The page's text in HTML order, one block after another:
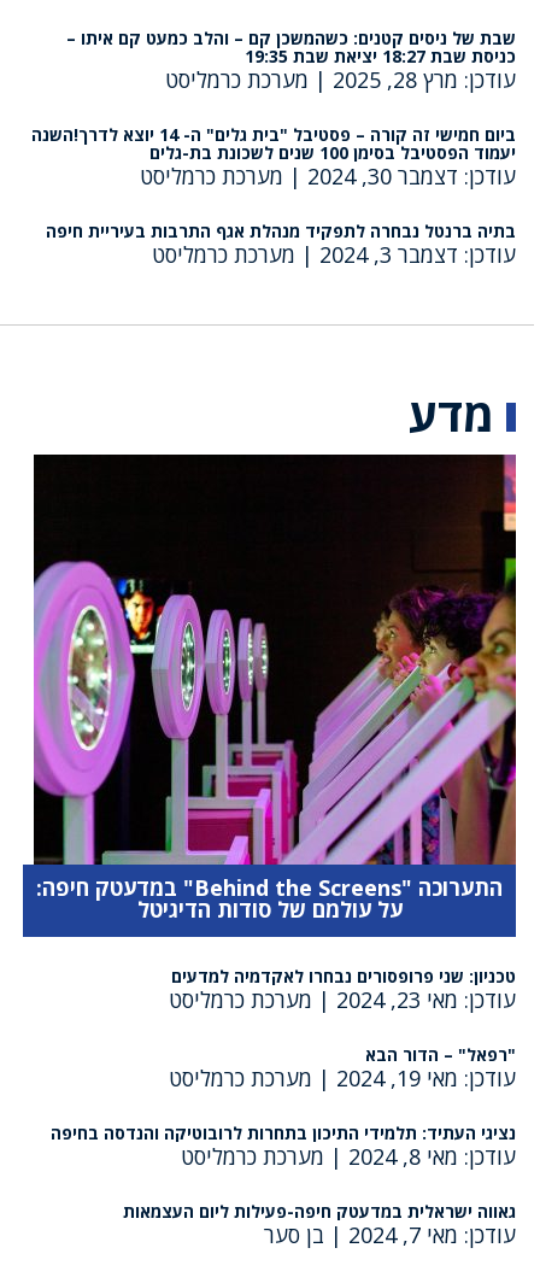
שבת של ניסים קטנים: כשהמשכן קם – והלב כמעט קם איתו –
כניסת שבת 18:27 יציאת שבת 19:35
עודכן: מרץ 28, 2025 | מערכת כרמליסט
ביום חמישי זה קורה – פסטיבל "בית גלים" ה- 14 יוצא לדרך!השנה
יעמוד הפסטיבל בסימן 100 שנים לשכונת בת-גלים
עודכן: דצמבר 30, 2024 | מערכת כרמליסט
בתיה ברנטל נבחרה לתפקיד מנהלת אגף התרבות בעיריית חיפה
עודכן: דצמבר 3, 2024 | מערכת כרמליסט
מדע
התערוכה "Behind the Screens" במדעטק חיפה:
על עולמם של סודות הדיגיטל
טכניון: שני פרופסורים נבחרו לאקדמיה למדעים
עודכן: מאי 23, 2024 | מערכת כרמליסט
"רפאל" – הדור הבא
עודכן: מאי 19, 2024 | מערכת כרמליסט
נציגי העתיד: תלמידי התיכון בתחרות לרובוטיקה והנדסה בחיפה
עודכן: מאי 8, 2024 | מערכת כרמליסט
גאווה ישראלית במדעטק חיפה-פעילות ליום העצמאות
עודכן: מאי 7, 2024 | בן סער